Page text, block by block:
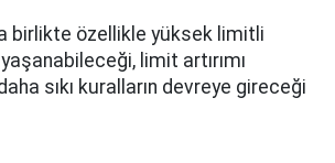
birlikte özellikle yüksek limitli
limit artırımı
sıkı kuralların devreye gireceği